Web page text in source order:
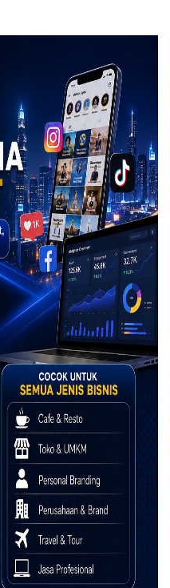
dari pihak Keisya atas
terkait Podcast keisya yang